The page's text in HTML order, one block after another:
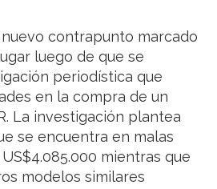
contrapunto marcado
luego de que se
periodística que
en la compra de un
La investigación plantea
se encuentra en malas
mientras que
modelos similares